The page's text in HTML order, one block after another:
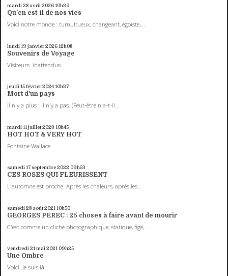
mardi 28 avril 202610h39
Qu'en est-il de nos vies
Voici notre monde : tumultueux, changeant, égoïste,...
lundi 19 janvier 202612h08
Souvenirs de Voyage
Visiteurs inattendus....
jeudi 15février 202410h37
Mort d'un pays
Il n'y a plus ! Il n'y a pas. (Peut-être n'a-t-il...
mardi 11 juillet 2023 10h45
HOT HOT & VERY HOT
Fontaine Wallace
samedi 17 septembre 2022 09h53
CES ROSES QUI FLEURISSENT
L'automne est proche. Après les chaleurs, après les...
samedi 28 août 2021 10h50
GEORGES PEREC : 25 choses à faire avant de mourir
C'est comme un cliché photographique, statique, figé,...
vendredi 21mai 2021 09h25
Une Ombre
Voici. Je suis là.